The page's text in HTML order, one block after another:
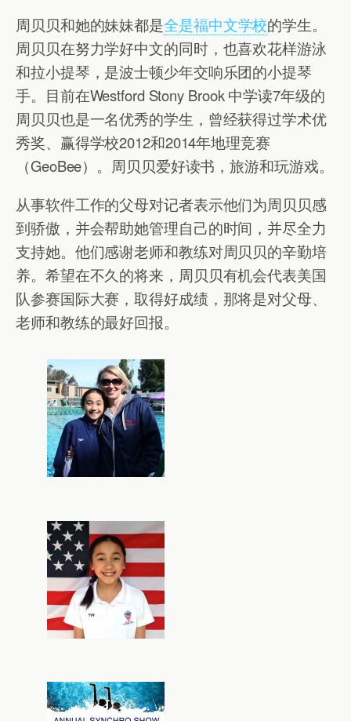
周贝贝和她的妹妹都是全是福中文学校的学生。
周贝贝在努力学好中文的同时，也喜欢花样游泳
和拉小提琴，是波士顿少年交响乐团的小提琴
手。目前在Westford Stony Brook 中学读7年级的
周贝贝也是一名优秀的学生，曾经获得过学术优
秀奖、赢得学校2012和2014年地理竞赛
（GeoBee）。周贝贝爱好读书，旅游和玩游戏。
从事软件工作的父母对记者表示他们为周贝贝感
到骄傲，并会帮助她管理自己的时间，并尽全力
支持她。他们感谢老师和教练对周贝贝的辛勤培
养。希望在不久的将来，周贝贝有机会代表美国
队参赛国际大赛，取得好成绩，那将是对父母、
老师和教练的最好回报。